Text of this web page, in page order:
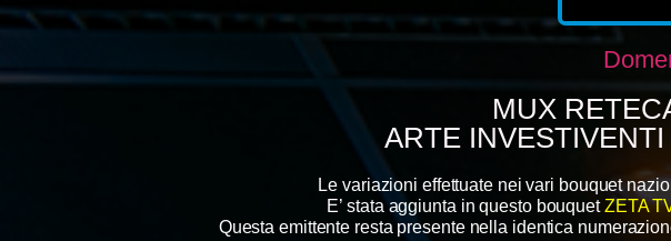
MUX
ARTE
Le variazioni effettuate nei vari bouquet
E’ stata aggiunta in questo bouquetZETA
Questa emittente resta presente nella identica